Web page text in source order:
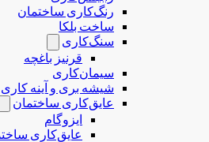
رنگ‌کاری ساختمان
ساخت بلکا
سنگ‌کاری
قرنیز باغچه
سیمان‌کاری
شیشه بری و آینه کاری
عایق‌کاری ساختمان
ایزوگام
عایق‌کاری